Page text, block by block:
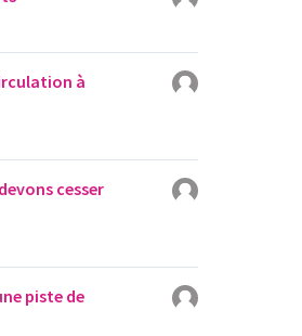
à
cesser
piste de